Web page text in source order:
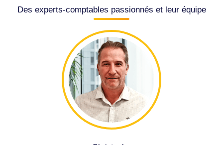
Des experts-comptables passionnés et leur équipe